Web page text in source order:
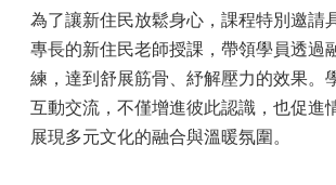
為了讓新住民放鬆身心，課程特別邀請
專長的新住民老師授課，帶領學員透過
練，達到舒展筋骨、紓解壓力的效果。
互動交流，不僅增進彼此認識，也促進
展現多元文化的融合與溫暖氛圍。